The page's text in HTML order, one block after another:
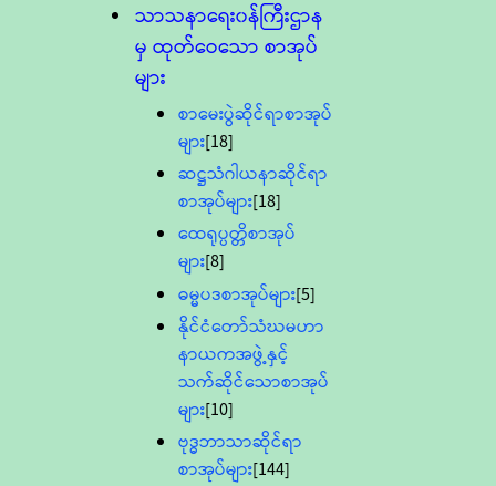
သာသနာရေး၀န်ကြီးဌာန
မှ ထုတ်ဝေသော စာအုပ်
များ
စာမေးပွဲဆိုင်ရာစာအုပ်
များ[18]
ဆဋ္ဌသံဂါယနာဆိုင်ရာ
စာအုပ်များ[18]
ထေရုပ္ပတ္တိစာအုပ်
များ[8]
ဓမ္မပဒစာအုပ်များ[5]
နိုင်ငံတော်သံဃမဟာ
နာယကအဖွဲ့နှင့်
သက်ဆိုင်သောစာအုပ်
များ[10]
ဗုဒ္ဓဘာသာဆိုင်ရာ
စာအုပ်များ[144]